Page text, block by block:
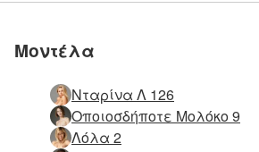
Μοντέλα
Νταρίνα Λ 126
Οποιοσδήποτε Μολόκο 9
Λόλα 2